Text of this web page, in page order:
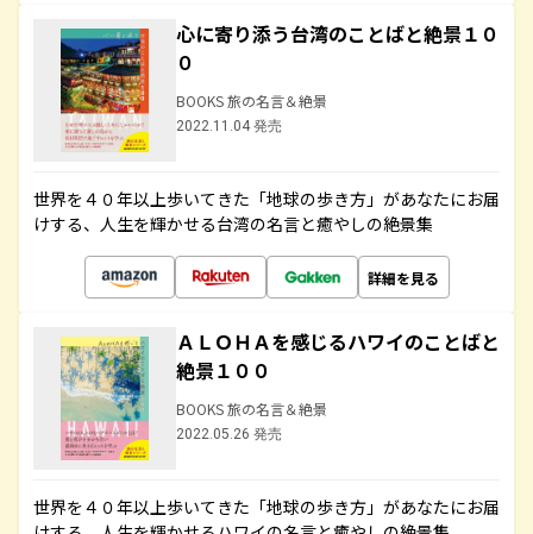
心に寄り添う台湾のことばと絶景１０
０
BOOKS 旅の名言＆絶景
2022.11.04 発売
世界を４０年以上歩いてきた「地球の歩き方」があなたにお届
けする、人生を輝かせる台湾の名言と癒やしの絶景集
詳細を見る
ＡＬＯＨＡを感じるハワイのことばと
絶景１００
BOOKS 旅の名言＆絶景
2022.05.26 発売
世界を４０年以上歩いてきた「地球の歩き方」があなたにお届